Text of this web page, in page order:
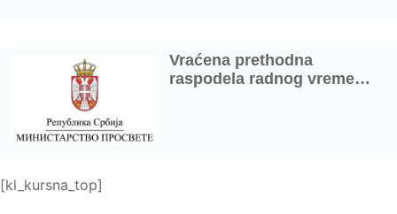
Vraćena prethodna
raspodela radnog vreme…
[kl_kursna_top]